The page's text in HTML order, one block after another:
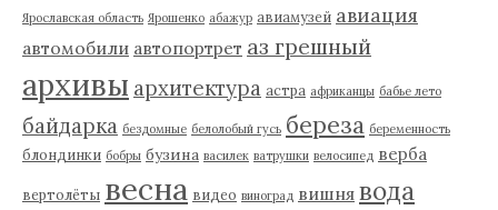
Ярославская область Ярошенко абажур авиамузей авиация
автомобили автопортрет аз грешный
архивы архитектура астра африканцы бабье лето
байдарка бездомные белолобый гусь береза беременность
блондинки бобры бузина василек ватрушки велосипед верба
вертолёты весна видео виноград вишня вода